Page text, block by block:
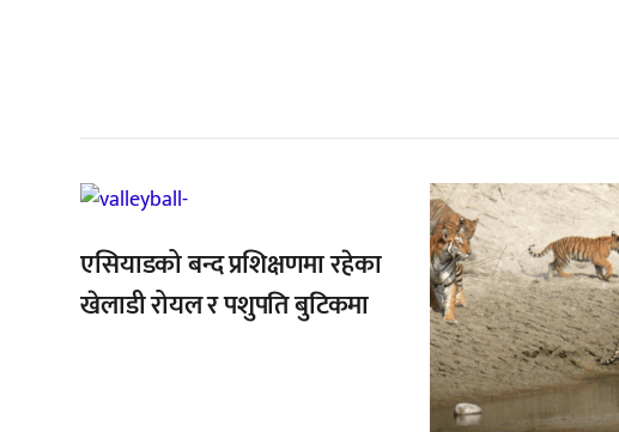
,
एसियाडको बन्द प्रशिक्षणमा रहेका
खेलाडी रोयल र पशुपति बुटिकमा